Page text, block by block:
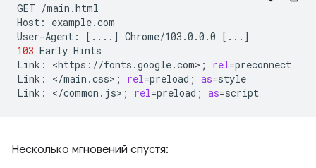
GET /main.html
Host:
example.com
User-Agent:
[ .... ] Chrome/103.0.0.0 [ ... ]
103 Early Hints
Link:
<https://fonts.google.com> ; rel=preconnect
Link:
</main.css> ; rel=preload ; as=style
Link:
</common.js> ; rel=preload ; as=
Несколько мгновений спустя: